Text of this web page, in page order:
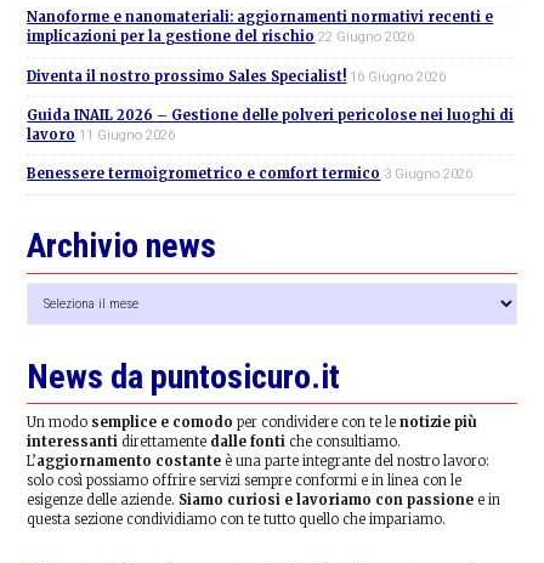
Nanoforme e nanomateriali: aggiornamenti normativi recenti e
implicazioni per la gestione del rischio 22 Giugno 2026
Diventa il nostro prossimo Sales Specialist! 16 Giugno 2026
Guida INAIL 2026 – Gestione delle polveri pericolose nei luoghi di
lavoro 11 Giugno 2026
Benessere termoigrometrico e comfort termico 3 Giugno 2026
Archivio news
news
News da puntosicuro.it
Un modo semplice e comodo per condividere con te lenotizie più
interessanti direttamente dalle fonti che consultiamo.
L’aggiornamento costante è una parte integrante del nostro lavoro:
solo così possiamo offrire servizi sempre conformi e in linea con le
esigenze delle aziende. Siamo curiosi e lavoriamo con passione e in
questa sezione condividiamo con te tutto quello che impariamo.